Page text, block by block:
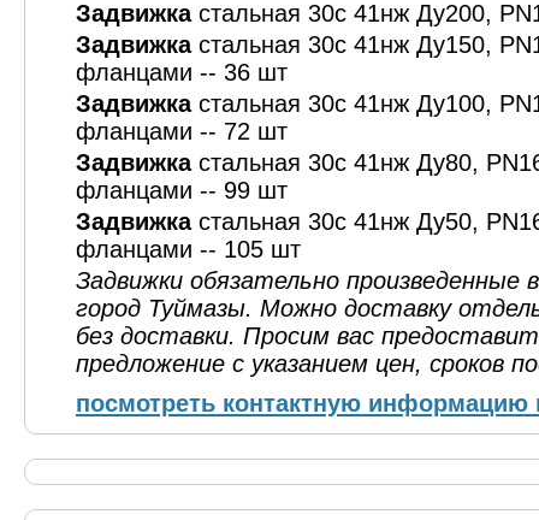
Задвижкастальная 30с 41нж Ду200,
Задвижкастальная 30с 41нж Ду150,
фланцами -- 36 шт
Задвижкастальная 30с 41нж Ду100,
фланцами -- 72 шт
Задвижкастальная 30с 41нж Ду80,
фланцами -- 99 шт
Задвижкастальная 30с 41нж Ду50,
фланцами -- 105 шт
Задвижки обязательно произведенные
город Туймазы. Можно доставку
без доставки. Просим вас
предложение с указанием цен, сроков
посмотреть контактную информацию